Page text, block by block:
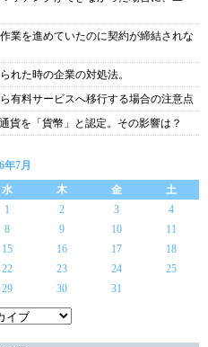
業を進めていたのに契約が締結されな
れた時の企業の対処法。
有料サービスへ移行する場合の注意点
貨を「貨幣」と認定。その影響は？
年7月
水 木 金
土
1
2 3
4
8 9 10
11
15 16 17
18
22 23 24
25
29 30 31